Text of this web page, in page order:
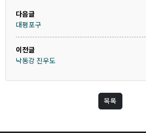
다음글
대평포구
이전글
낙동강 진우도
목록